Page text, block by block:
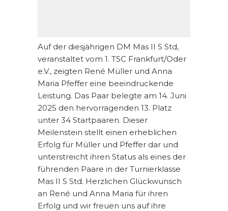
Auf der diesjährigen DM Mas II S Std,
veranstaltet vom 1. TSC Frankfurt/Oder
e.V., zeigten René Müller und Anna
Maria Pfeffer eine beeindruckende
Leistung. Das Paar belegte am 14. Juni
2025 den hervorragenden 13. Platz
unter 34 Startpaaren. Dieser
Meilenstein stellt einen erheblichen
Erfolg für Müller und Pfeffer dar und
unterstreicht ihren Status als eines der
führenden Paare in der Turnierklasse
Mas II S Std. Herzlichen Glückwunsch
an René und Anna Maria für ihren
Erfolg und wir freuen uns auf ihre